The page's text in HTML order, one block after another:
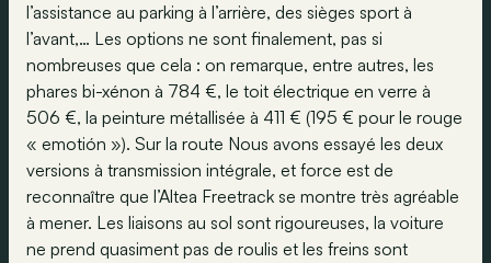
l’assistance au parking à l’arrière, des sièges sport à
l’avant,… Les options ne sont finalement, pas si
nombreuses que cela : on remarque, entre autres, les
phares bi-xénon à 784 €, le toit électrique en verre à
506 €, la peinture métallisée à 411 € (195 € pour le rouge
« emotión »). Sur la route Nous avons essayé les deux
versions à transmission intégrale, et force est de
reconnaître que l’Altea Freetrack se montre très agréable
à mener. Les liaisons au sol sont rigoureuses, la voiture
ne prend quasiment pas de roulis et les freins sont